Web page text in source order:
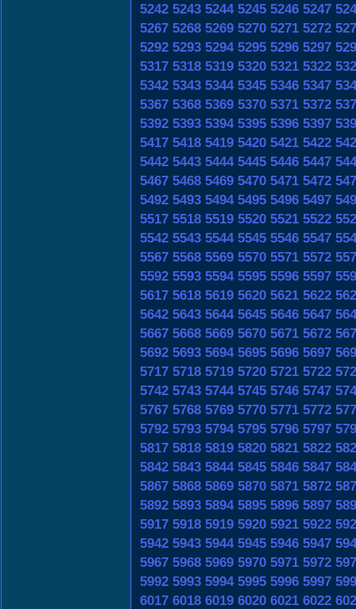
5242 5243 5244 5245 5246 5247
5267 5268 5269 5270 5271 5272
5292 5293 5294 5295 5296 5297
5317 5318 5319 5320 5321 5322
5342 5343 5344 5345 5346 5347
5367 5368 5369 5370 5371 5372
5392 5393 5394 5395 5396 5397
5417 5418 5419 5420 5421 5422
5442 5443 5444 5445 5446 5447
5467 5468 5469 5470 5471 5472
5492 5493 5494 5495 5496 5497
5517 5518 5519 5520 5521 5522
5542 5543 5544 5545 5546 5547
5567 5568 5569 5570 5571 5572
5592 5593 5594 5595 5596 5597
5617 5618 5619 5620 5621 5622
5642 5643 5644 5645 5646 5647
5667 5668 5669 5670 5671 5672
5692 5693 5694 5695 5696 5697
5717 5718 5719 5720 5721 5722
5742 5743 5744 5745 5746 5747
5767 5768 5769 5770 5771 5772
5792 5793 5794 5795 5796 5797
5817 5818 5819 5820 5821 5822
5842 5843 5844 5845 5846 5847
5867 5868 5869 5870 5871 5872
5892 5893 5894 5895 5896 5897
5917 5918 5919 5920 5921 5922
5942 5943 5944 5945 5946 5947
5967 5968 5969 5970 5971 5972
5992 5993 5994 5995 5996 5997
6017 6018 6019 6020 6021 6022